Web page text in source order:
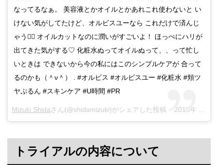
なってるなぁ。 美容液とかオイルとかあれこれ使わないと い
けない気がしてたけど、オルビスユーなら これだけで済んじ
ゃう🙆‍♀️ オイルカットなのに潤いがすごいよ！ ほっぺにハリが
出てきた気がする♡ 化粧水ぬってオイルぬって、、って忙し
いときは できないから今の私にはこのシンプルケアが 合って
るのかも（＾ν＾） . #オルビス #オルビスユー #化粧水 #頬ツ
ヤぷるん #スキンケア #U時間 #PR
Mizuki Shidaさん(@shidamizuki)がシェアした投稿 – 2018年 4月月2日午前4時33分PDT
トライアルの内容について